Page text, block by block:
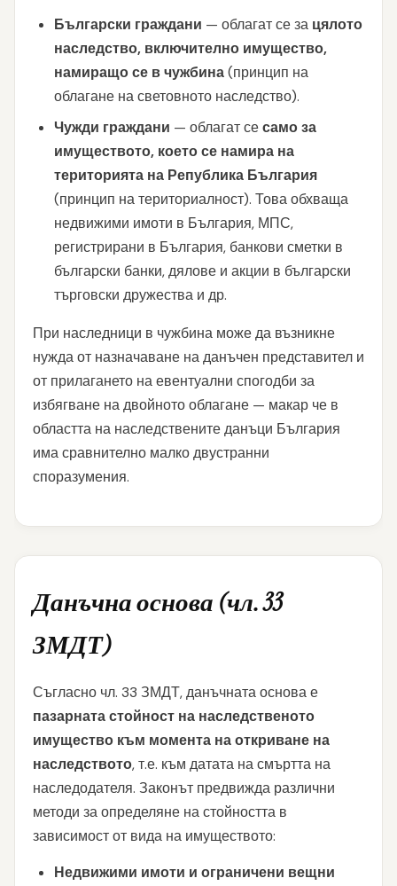
Български граждани — облагат се за цялото
наследство, включително имущество,
намиращо се в чужбина(принцип на
облагане на световното наследство).
Чужди граждани — облагат сесамо за
имуществото, което се намира на
територията на Република България
(принцип на териториалност). Това обхваща
недвижими имоти в България, МПС,
регистрирани в България, банкови сметки в
български банки, дялове и акции в български
търговски дружества и др.
При наследници в чужбина може да възникне
нужда от назначаване на данъчен представител и
от прилагането на евентуални спогодби за
избягване на двойното облагане — макар че в
областта на наследствените данъци България
има сравнително малко двустранни
споразумения.
Данъчна основа (чл. 33
ЗМДТ)
Съгласно чл. 33 ЗМДТ, данъчната основа е
пазарната стойност на наследственото
имущество към момента на откриване на
наследството, т.е. към датата на смъртта на
наследодателя. Законът предвижда различни
методи за определяне на стойността в
зависимост от вида на имуществото:
Недвижими имоти и ограничени вещни